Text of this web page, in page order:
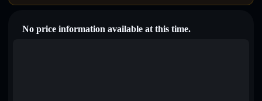
No price information available at this time.